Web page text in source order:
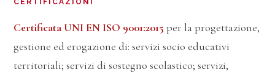
CERTIFICAZIONI
Certificata UNI EN ISO 9001:2015 per la progettazione,
gestione ed erogazione di: servizi socio educativi
territoriali; servizi di sostegno scolastico; servizi,